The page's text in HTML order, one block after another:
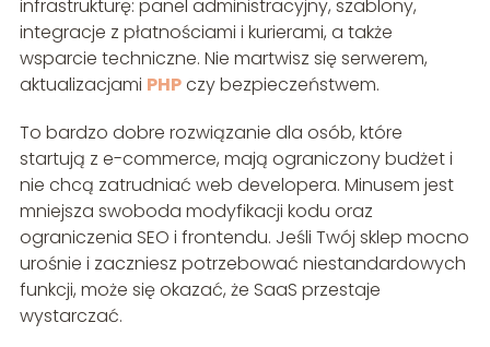
infrastrukturę: panel administracyjny, szablony,
integracje z płatnościami i kurierami, a także
wsparcie techniczne. Nie martwisz się serwerem,
aktualizacjami PHPczy bezpieczeństwem.
To bardzo dobre rozwiązanie dla osób, które
startują z e-commerce, mają ograniczony budżet i
nie chcą zatrudniać web developera. Minusem jest
mniejsza swoboda modyfikacji kodu oraz
ograniczenia SEO i frontendu. Jeśli Twój sklep mocno
urośnie i zaczniesz potrzebować niestandardowych
funkcji, może się okazać, że SaaS przestaje
wystarczać.